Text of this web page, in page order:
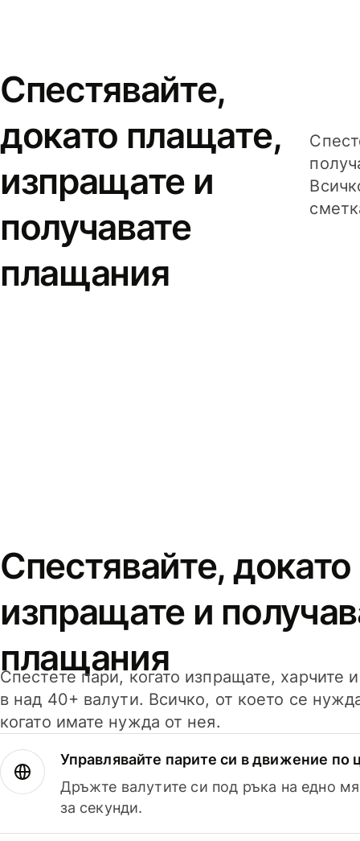
Спестявайте,
докато плащате,
изпращате и
получавате
плащания
Спестявайте,
изпращате и
плащания
Спестете пари, когато изпращате, харчите
в над 40+ валути. Всичко, от което се
когато имате нужда от нея.
Управлявайте парите си в движение по
Дръжте валутите си под ръка на едно
за секунди.